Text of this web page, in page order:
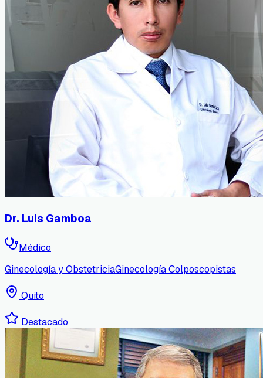
Dr. Luis Gamboa
Médico
Ginecología y ObstetriciaGinecología Colposcopistas
Quito
Destacado